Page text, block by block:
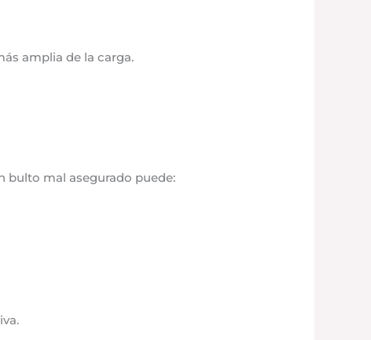
amplia de la carga.
bulto mal asegurado puede: